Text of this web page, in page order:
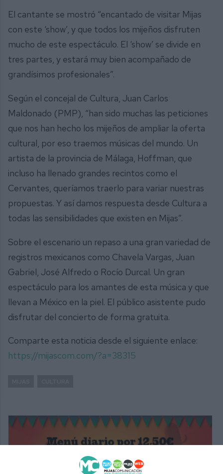
El cantante se mostró “encantado de visitar Mijas
con este ‘show’, y que todos los mijeños disfruten
mucho de este espectáculo. El ‘show’ se divide en
tres partes, y estará muy bien acompañado de
grandísimos profesionales”.
Según el concejal de Cultura, Juan Carlos
Maldonado (PMP), “han sido muchas las peticiones
que nos han hecho los mijeños de ampliar la oferta
cultural, por eso traemos músicas del mundo. Un
artista de la provincia de Málaga, Hoffman, que
incluso ha llenado grandes recintos como el
Cervantes, queríamos traerlo para variar nuestras
propuestas. Y así damos respuesta desde Cultura a
todas las sensibilidades que existen en Mijas”.
Sobre el escenario un repaso a una gran variedad de
registros mexicanos como Chavela Vargas, Juan
Gabriel, José Alfredo o Rocío Durcal. Un gran
espectáculo para los amantes de esta música y que
llevan a México en la piel. El público asistente pudo
disfrutar del concierto de forma gratuita.
Comparte esta noticia desde el siguiente enlace:
https://mijascom.com/?a=38315